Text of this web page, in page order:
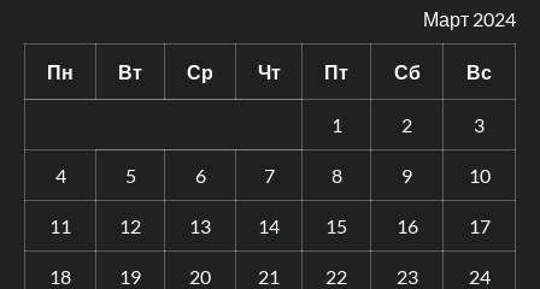
Март 2024
Пн Вт Ср Чт Пт Сб Вс
1 2 3
4 5 6 7 8 9 10
11 12 13 14 15 16 17
18 19 20 21 22 23 24